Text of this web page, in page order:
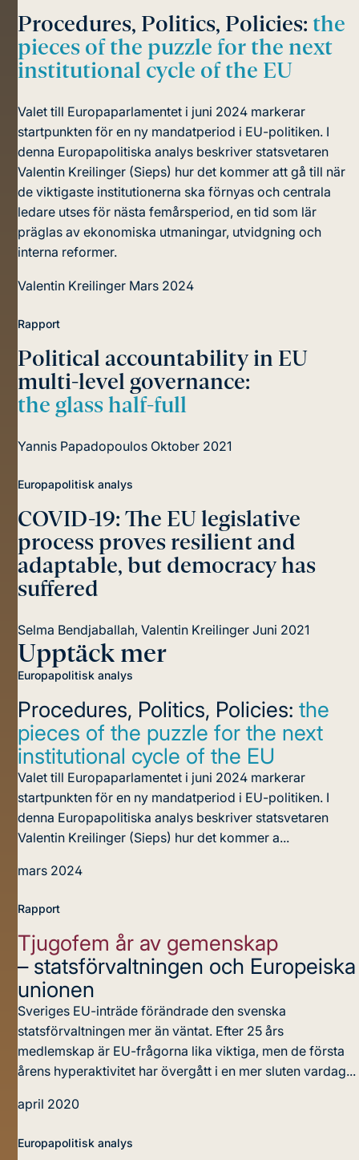
Procedures, Politics, Policies: the
pieces of the puzzle for the next
institutional cycle of the EU
Valet till Europaparlamentet i juni 2024 markerar
startpunkten för en ny mandatperiod i EU-politiken. I
denna Europapolitiska analys beskriver statsvetaren
Valentin Kreilinger (Sieps) hur det kommer att gå till när
de viktigaste institutionerna ska förnyas och centrala
ledare utses för nästa femårsperiod, en tid som lär
präglas av ekonomiska utmaningar, utvidgning och
interna reformer.
Valentin Kreilinger Mars 2024
Rapport
Political accountability in EU
multi-level governance:
the glass half-full
Yannis Papadopoulos Oktober 2021
Europapolitisk analys
COVID-19: The EU legislative
process proves resilientand
adaptable, but democracy has
suffered
Selma Bendjaballah, Valentin Kreilinger Juni 2021
Upptäck mer
Europapolitisk analys
Procedures, Politics, Policies:the
pieces of the puzzle for the next
institutional cycle of the EU
Valet till Europaparlamentet i juni 2024 markerar
startpunkten för en ny mandatperiod i EU-politiken. I
denna Europapolitiska analys beskriver statsvetaren
Valentin Kreilinger (Sieps) hur det kommer a...
mars 2024
Rapport
Tjugofem år av gemenskap
– statsförvaltningen och Europeiska
unionen
Sveriges EU-inträde förändrade den svenska
statsförvaltningen mer än väntat. Efter 25 års
medlemskap är EU-frågorna lika viktiga, men de första
årens hyperaktivitet har övergått i en mer sluten vardag...
april 2020
Europapolitisk analys